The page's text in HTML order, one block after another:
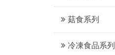
菇食系列
冷凍食品系列